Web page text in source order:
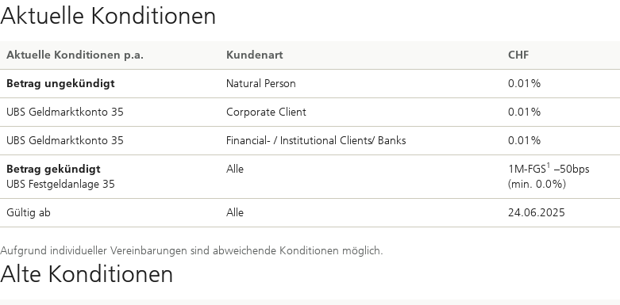
Aktuelle Konditionen
Aktuelle Konditionen p.a. Kundenart CHF
Betrag ungekündigt Natural Person 0.01%
UBS Geldmarktkonto 35 Corporate Client 0.01%
UBS Geldmarktkonto 35 Financial- / Institutional Clients/ Banks 0.01%
Betrag gekündigt
UBS Festgeldanlage 35
Alle 1M-FGS1 –50bps
(min. 0.0%)
Gültig ab Alle 24.06.2025
Aufgrund individueller Vereinbarungen sind abweichende Konditionen möglich.
Alte Konditionen